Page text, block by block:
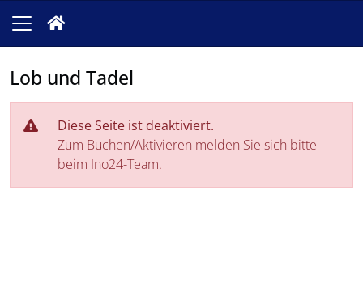
Lob und Tadel
Diese Seite ist deaktiviert.
Zum Buchen/Aktivieren melden Sie sich bitte
beim Ino24-Team.